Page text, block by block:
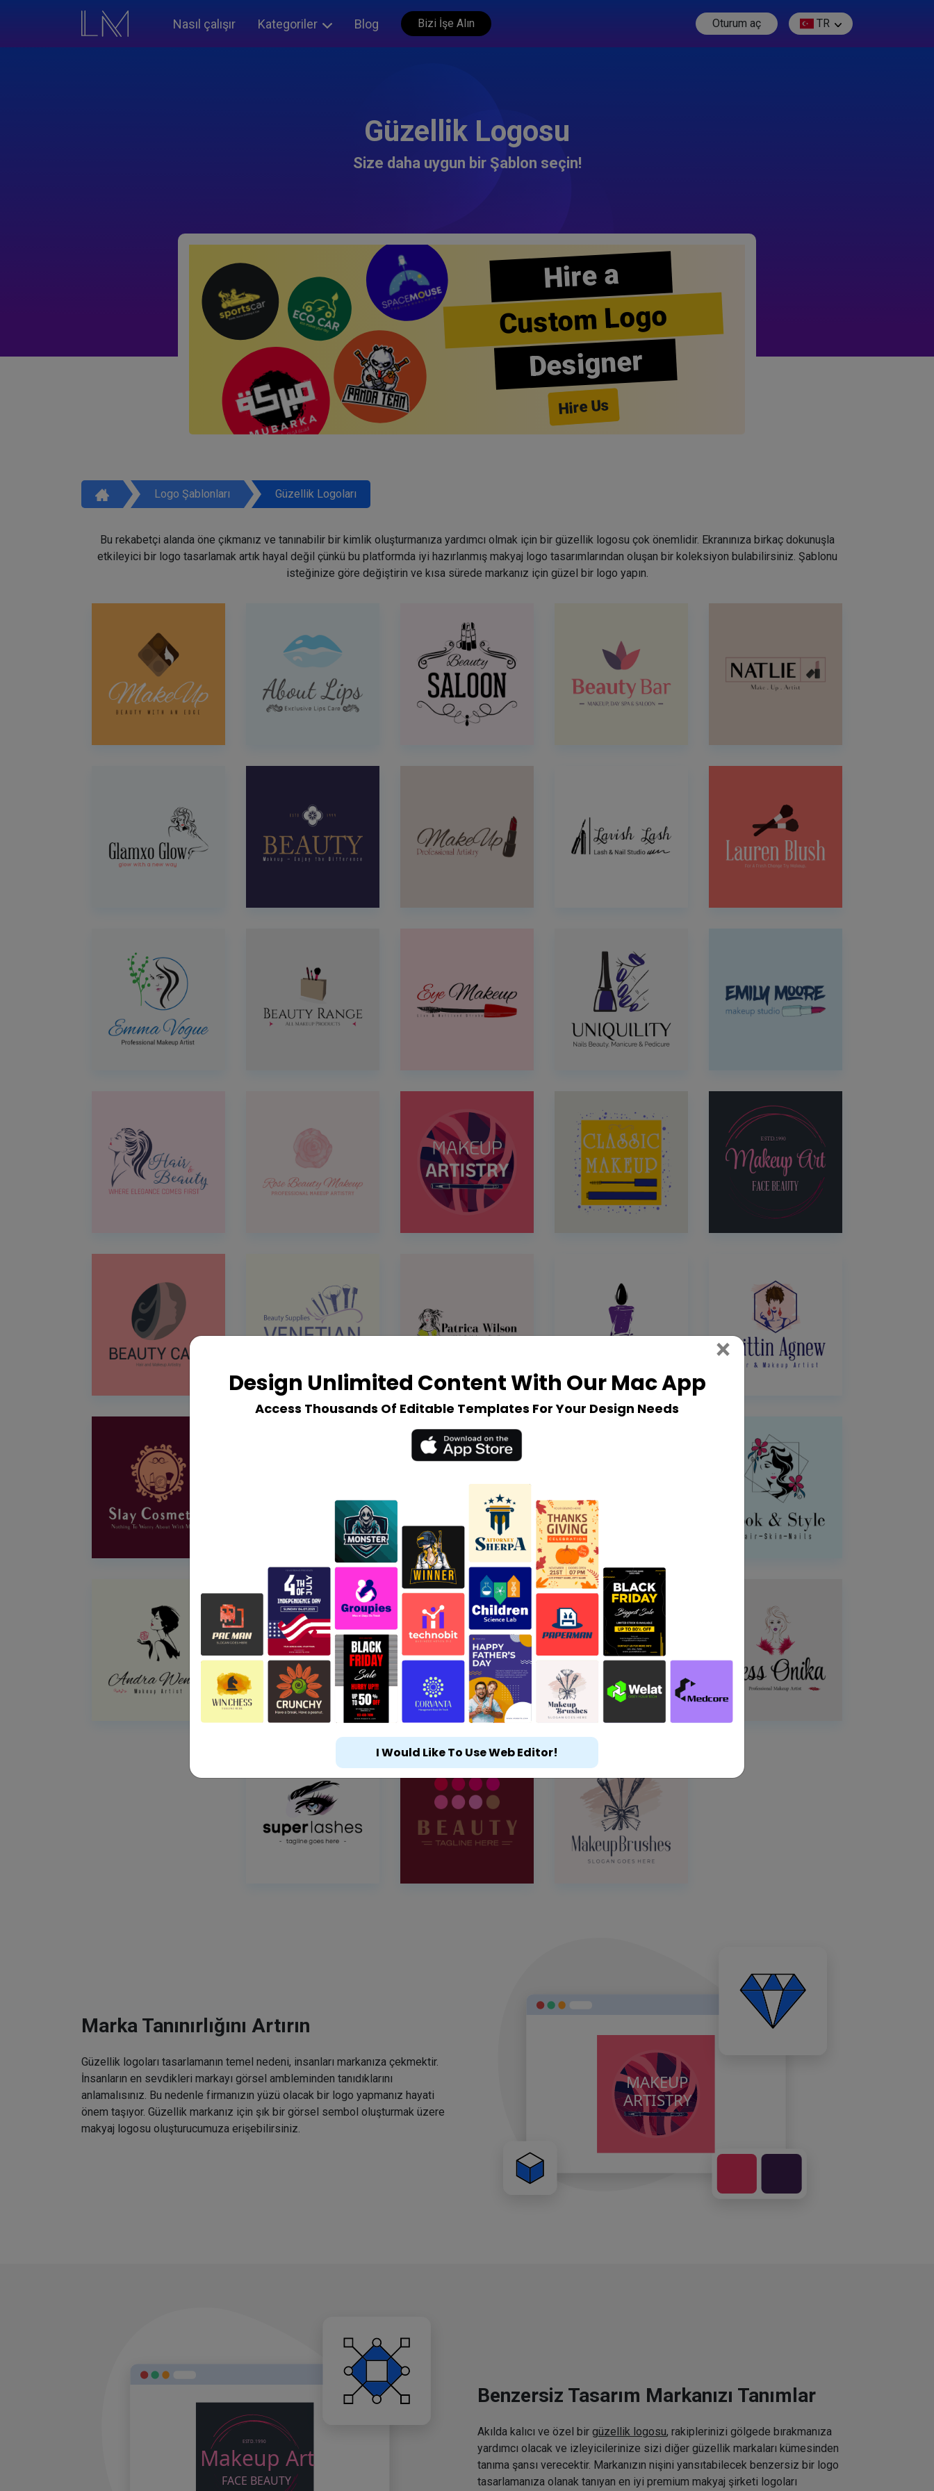
Nasıl çalışır Kategoriler Blog Bizi İşe Alın Oturum aç TR
Güzellik Logosu
Size daha uygun bir Şablon seçin!
Hire a
Custom Logo
Designer
Hire Us
Logo Şablonları Güzellik Logoları
Bu rekabetçi alanda öne çıkmanız ve tanınabilir bir kimlik oluşturmanıza yardımcı olmak için bir güzellik logosu çok önemlidir. Ekranınıza birkaç dokunuşla
etkileyici bir logo tasarlamak artık hayal değil çünkü bu platformda iyi hazırlanmış makyaj logo tasarımlarından oluşan bir koleksiyon bulabilirsiniz. Şablonu
isteğinize göre değiştirin ve kısa sürede markanız için güzel bir logo yapın.
Marka Tanınırlığını Artırın
Güzellik logoları tasarlamanın temel nedeni, insanları markanıza çekmektir.
İnsanların en sevdikleri markayı görsel ambleminden tanıdıklarını
anlamalısınız. Bu nedenle firmanızın yüzü olacak bir logo yapmanız hayati
önem taşıyor. Güzellik markanız için şık bir görsel sembol oluşturmak üzere
makyaj logosu oluşturucumuza erişebilirsiniz.
Benzersiz Tasarım Markanızı Tanımlar
Akılda kalıcı ve özel bir güzellik logosu, rakiplerinizi gölgede bırakmanıza
yardımcı olacak ve izleyicilerinize sizi diğer güzellik markaları kümesinden
tanıma şansı verecektir. Markanızın nişini yansıtabilecek benzersiz bir logo
tasarlamanıza olanak tanıyan en iyi premium makyaj şirketi logoları
Design Unlimited Content With Our Mac App
Access Thousands Of Editable Templates For Your Design Needs
× Close
I Would Like To Use Web Editor!